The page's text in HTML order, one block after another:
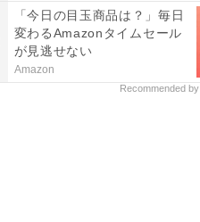
「今日の目玉商品は？」毎日
変わるAmazonタイムセール
が見逃せない
Amazon
Recommended by